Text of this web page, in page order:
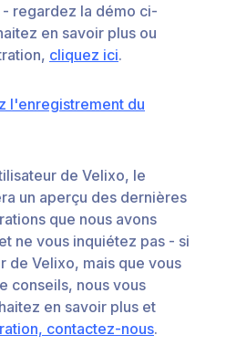
regardez la démo ci-
en savoir plus ou
cliquez ici.
l'enregistrement du
de Velixo, le
un aperçu des dernières
que nous avons
ne vous inquiétez pas - si
de Velixo, mais que vous
conseils, nous vous
en savoir plus et
contactez-nous.